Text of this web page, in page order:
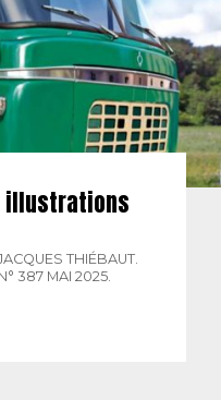
illustrations
THIÉBAUT.
387 MAI 2025.